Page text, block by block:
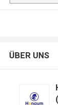
ÜBER UNS